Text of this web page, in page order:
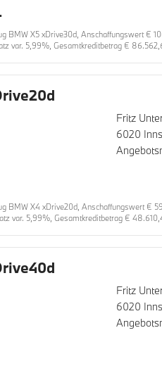
BMW X5 xDrive30d, Anschaffungswert
5,99%, Gesamtkreditbetrag €
Fritz
6020
BMW X4 xDrive20d, Anschaffungswert
5,99%, Gesamtkreditbetrag €
Fritz
6020